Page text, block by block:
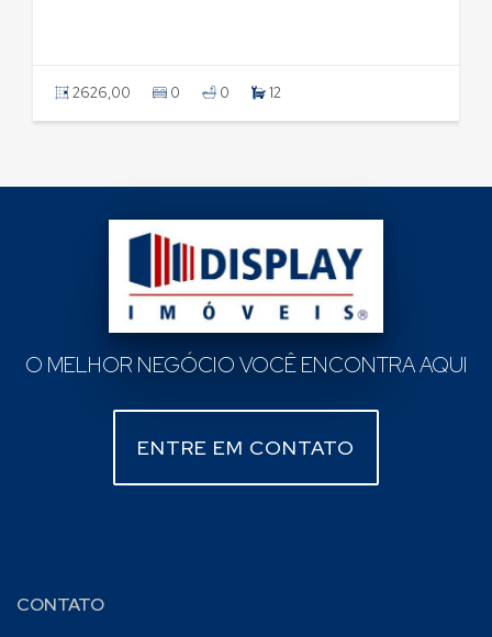
2626,00 0 0 12
O MELHOR NEGÓCIO VOCÊ ENCONTRA AQUI
ENTRE EM CONTATO
CONTATO